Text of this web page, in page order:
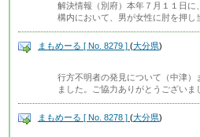
解決情報（別府）本年７月１１日
構内において、男が女性に肘を押
まもめーる [ No. 8279 ] (大分県)
行方不明者の発見について（中津
ました。ご協力ありがとうございま
まもめーる [ No. 8278 ] (大分県)